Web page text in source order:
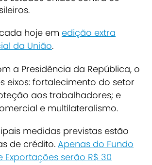
hoje em edição extra
da União.
a Presidência da República, o
eixos: fortalecimento do setor
aos trabalhadores; e
e multilateralismo.
medidas previstas estão
de crédito. Apenas do Fundo
Exportações serão R$ 30